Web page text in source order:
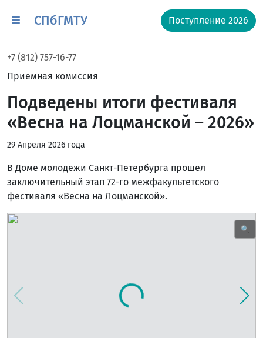
СПбГМТУ Поступление 2026
+7 (812) 757-16-77
Приемная комиссия
Подведены итоги фестиваля
«Весна на Лоцманской – 2026»
29 Апреля 2026 года
В Доме молодежи Санкт-Петербурга прошел
заключительный этап 72-го межфакультетского
фестиваля «Весна на Лоцманской».
🔍